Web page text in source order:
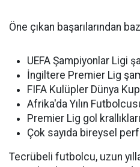
Öne çıkan başarılarından
UEFA Şampiyonlar Ligi
İngiltere Premier Lig
FIFA Kulüpler Dünya
Afrika'da Yılın
Premier Lig gol krallıkları
Çok sayıda bireysel
Tecrübeli futbolcu, uzun